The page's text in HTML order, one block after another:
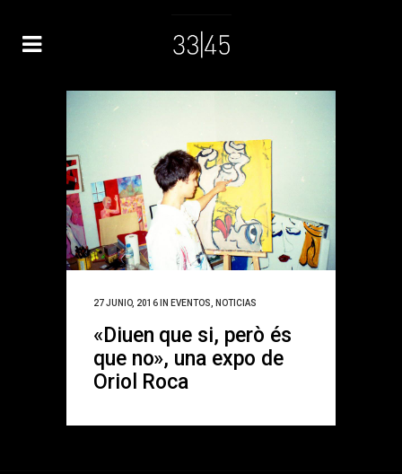
27 JUNIO, 2016 IN EVENTOS NOTICIAS
«Diuen que si, però és
que no», una expo de
Oriol Roca